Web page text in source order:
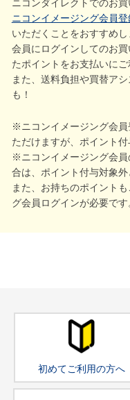
ニコンダイレクトでのお買
ニコンイメージング会員登
いただくことをおすすめし
会員にログインしてのお
たポイントをお支払いに
また、送料負担や買替ア
も！
※ニコンイメージング会
ただけますが、ポイント付
※ニコンイメージング会
合は、ポイント付与対象外
また、お持ちのポイント
グ会員ログインが必要です
初めてご利用の方へ